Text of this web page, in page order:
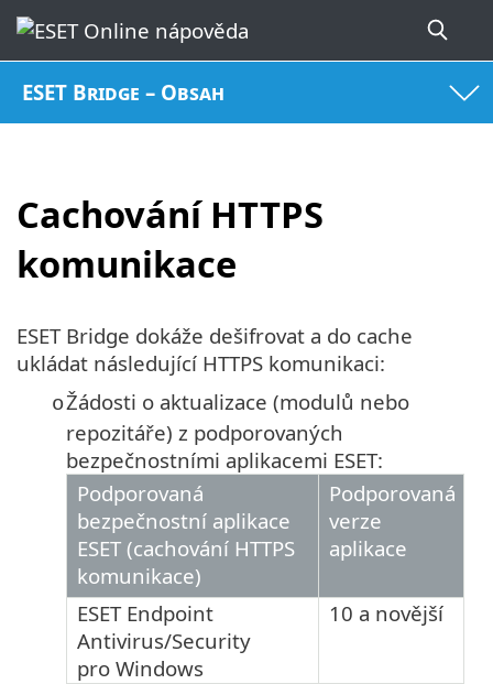
ESET Bridge – Obsah
Cachování HTTPS
komunikace
ESET Bridge dokáže dešifrovat a do cache
ukládat následující HTTPS komunikaci:
oŽádosti o aktualizace (modulů nebo
repozitáře) z podporovaných
bezpečnostními aplikacemi ESET:
Podporovaná
bezpečnostní aplikace
ESET (cachování HTTPS
komunikace)
Podporovaná
verze
aplikace
ESET Endpoint
Antivirus/Security
pro Windows
10 a novější